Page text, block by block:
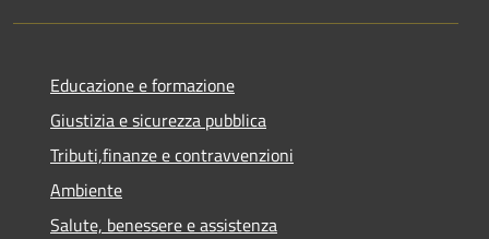
Educazione e formazione
Giustizia e sicurezza pubblica
Tributi,finanze e contravvenzioni
Ambiente
Salute, benessere e assistenza